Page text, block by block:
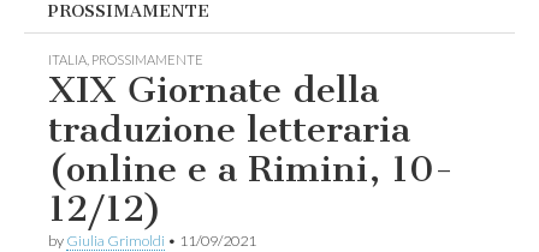
PROSSIMAMENTE
ITALIA PROSSIMAMENTE
XIX Giornate della
traduzione letteraria
(online e a Rimini, 10-
12/12)
by Giulia Grimoldi • 11/09/2021